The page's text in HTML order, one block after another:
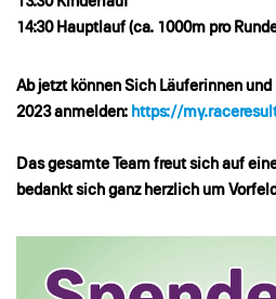
14:30 Hauptlauf (ca. 1000m pro
Ab jetzt können Sich Läuferinnen
2023 anmelden: https://
Das gesamte Team freut sich auf
bedankt sich ganz herzlich um